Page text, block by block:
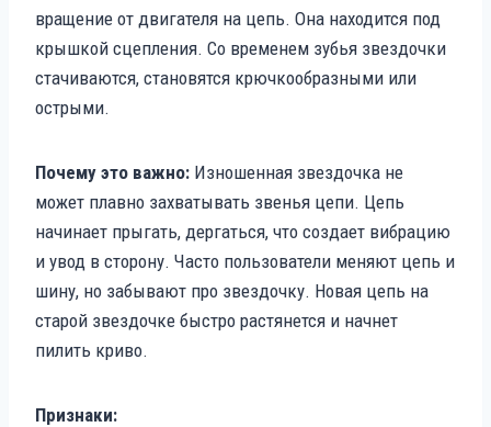
вращение от двигателя на цепь. Она находится под
крышкой сцепления. Со временем зубья звездочки
стачиваются, становятся крючкообразными или
острыми.
Почему это важно: Изношенная звездочка не
может плавно захватывать звенья цепи. Цепь
начинает прыгать, дергаться, что создает вибрацию
и увод в сторону. Часто пользователи меняют цепь и
шину, но забывают про звездочку. Новая цепь на
старой звездочке быстро растянется и начнет
пилить криво.
Признаки: